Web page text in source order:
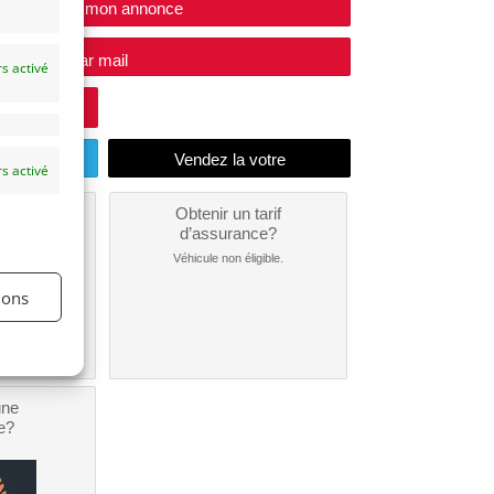
activé
activé
Modifier mon annonce
vendeur par mail
Obtenir un tarif
d’assurance?
Véhicule non éligible.